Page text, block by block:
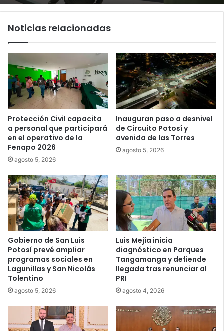
Noticias relacionadas
Protección Civil capacita
a personal que participará
en el operativo de la
Fenapo 2026
agosto 5, 2026
Inauguran paso a desnivel
de Circuito Potosí y
avenida de las Torres
agosto 5, 2026
Gobierno de San Luis
Potosí prevé ampliar
programas sociales en
Lagunillas y San Nicolás
Tolentino
agosto 5, 2026
Luis Mejía inicia
diagnóstico en Parques
Tangamanga y defiende
llegada tras renunciar al
PRI
agosto 4, 2026